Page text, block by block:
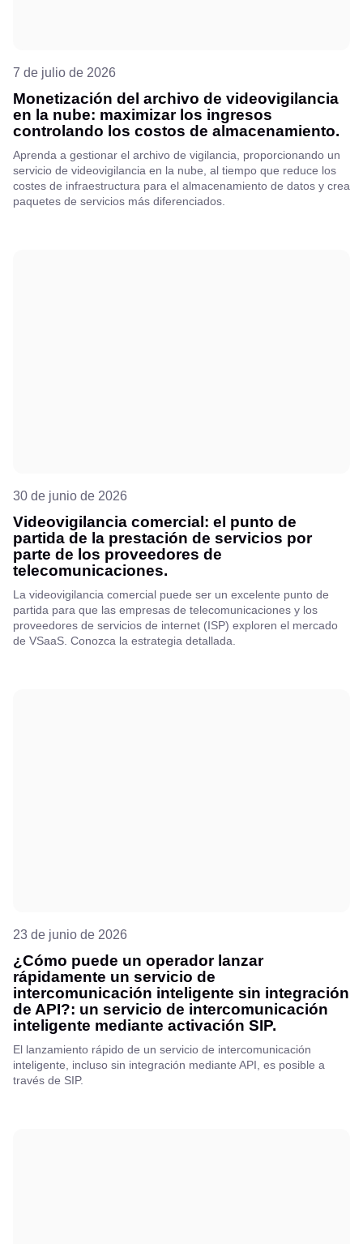
7 de julio de 2026
Monetización del archivo de videovigilancia
en la nube: maximizar los ingresos
controlando los costos de almacenamiento.
Aprenda a gestionar el archivo de vigilancia, proporcionando un
servicio de videovigilancia en la nube, al tiempo que reduce los
costes de infraestructura para el almacenamiento de datos y crea
paquetes de servicios más diferenciados.
30 de junio de 2026
Videovigilancia comercial: el punto de
partida de la prestación de servicios por
parte de los proveedores de
telecomunicaciones.
La videovigilancia comercial puede ser un excelente punto de
partida para que las empresas de telecomunicaciones y los
proveedores de servicios de internet (ISP) exploren el mercado
de VSaaS. Conozca la estrategia detallada.
23 de junio de 2026
¿Cómo puede un operador lanzar
rápidamente un servicio de
intercomunicación inteligente sin integración
de API?: un servicio de intercomunicación
inteligente mediante activación SIP.
El lanzamiento rápido de un servicio de intercomunicación
inteligente, incluso sin integración mediante API, es posible a
través de SIP.